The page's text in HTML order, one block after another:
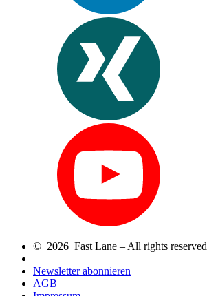
© 2026 Fast Lane – All rights reserved
Newsletter abonnieren
AGB